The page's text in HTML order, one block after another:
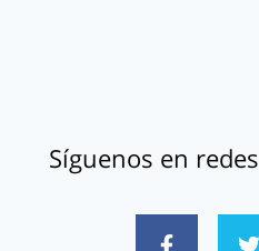
Síguenos en redes